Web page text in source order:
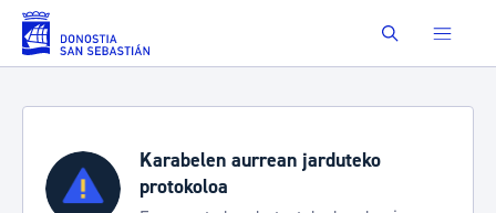
Eduki nagusira joan Buscar
Karabelen aurrean jarduteko
protokoloa